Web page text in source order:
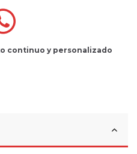
continuo y personalizado